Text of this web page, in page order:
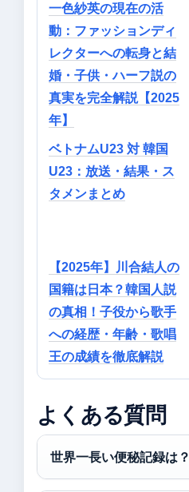
一色紗英の現在の活
動：ファッションディ
レクターへの転身と結
婚・子供・ハーフ説の
真実を完全解説【2025
年】
ベトナムU23 対 韓国
U23：放送・結果・ス
タメンまとめ
【2025年】川合結人の
国籍は日本？韓国人説
の真相！子役から歌手
への経歴・年齢・歌唱
王の成績を徹底解説
よくある質問
世界一長い便秘記録は？